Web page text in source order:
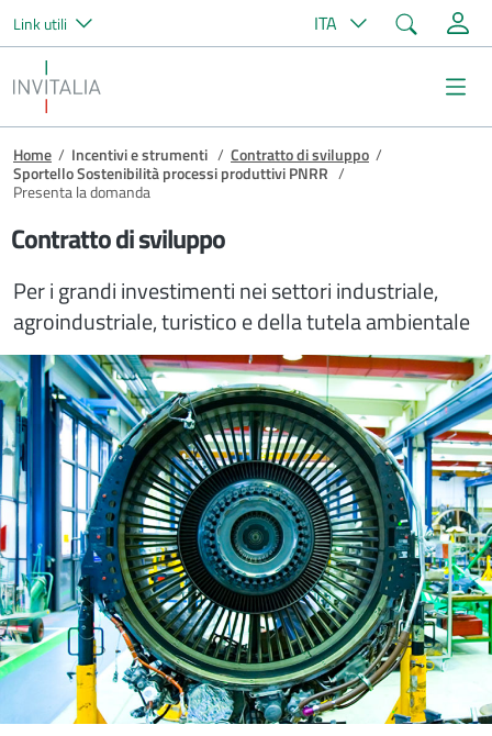
Salta al contenuto principale
Link utili ITA Cerca
Invitalia
Briciole di pane
Home / Incentivi e strumenti / Contratto di sviluppo /
Sportello Sostenibilità processi produttivi PNRR /
Presenta la domanda
Contratto di sviluppo
Per i grandi investimenti nei settori industriale,
agroindustriale, turistico e della tutela ambientale